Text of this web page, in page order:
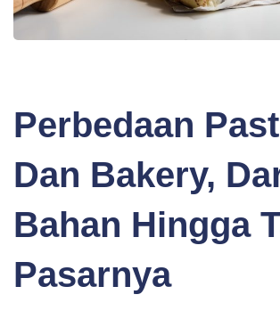
Perbedaan
Dan Bakery,
Bahan Hingga
Pasarnya